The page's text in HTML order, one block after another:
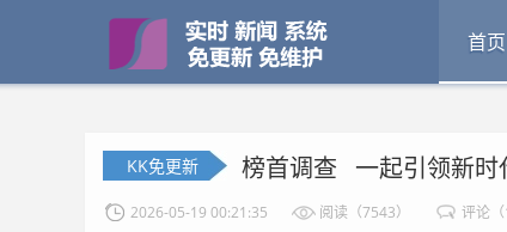
首页
KK免更新 榜首调查 一起引领新时
2026-05-19 00:21:35 阅读（7543） 评论（